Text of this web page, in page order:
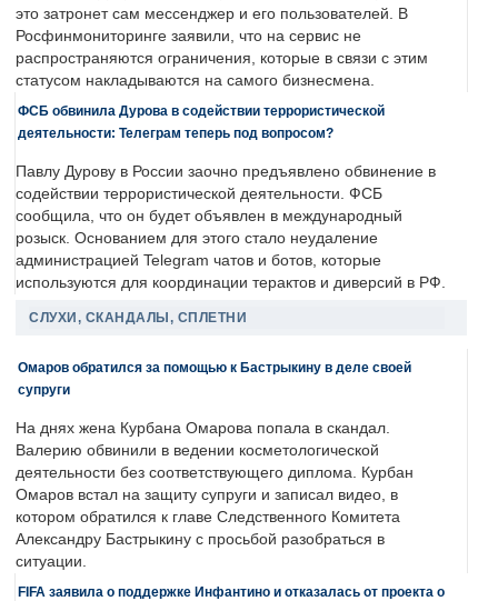
это затронет сам мессенджер и его пользователей. В
Росфинмониторинге заявили, что на сервис не
распространяются ограничения, которые в связи с этим
статусом накладываются на самого бизнесмена.
ФСБ обвинила Дурова в содействии террористической
деятельности: Телеграм теперь под вопросом?
Павлу Дурову в России заочно предъявлено обвинение в
содействии террористической деятельности. ФСБ
сообщила, что он будет объявлен в международный
розыск. Основанием для этого стало неудаление
администрацией Telegram чатов и ботов, которые
используются для координации терактов и диверсий в РФ.
СЛУХИ, СКАНДАЛЫ, СПЛЕТНИ
Омаров обратился за помощью к Бастрыкину в деле своей
супруги
На днях жена Курбана Омарова попала в скандал.
Валерию обвинили в ведении косметологической
деятельности без соответствующего диплома. Курбан
Омаров встал на защиту супруги и записал видео, в
котором обратился к главе Следственного Комитета
Александру Бастрыкину с просьбой разобраться в
ситуации.
FIFA заявила о поддержке Инфантино и отказалась от проекта о